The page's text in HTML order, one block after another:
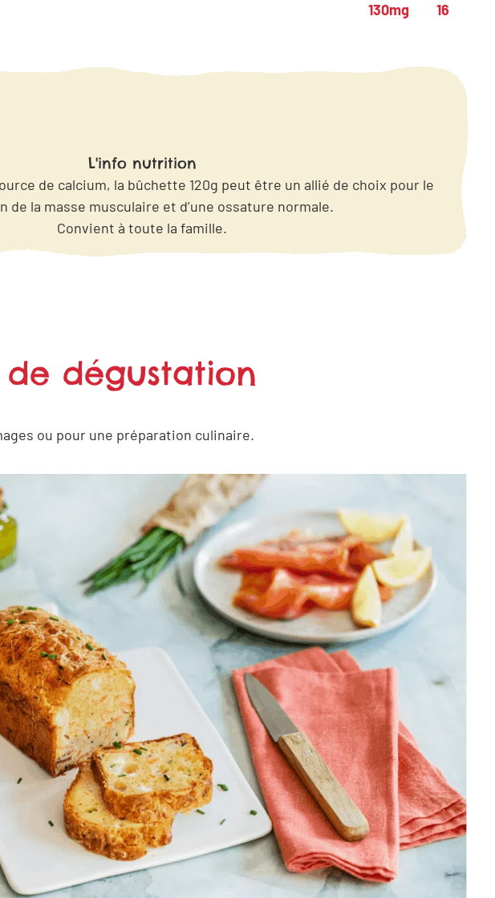
130mg 16
L'info nutrition
de calcium, la bûchette 120g peut être un allié de choix pour le
de la masse musculaire et d’une ossature normale.
Convient à toute la famille.
de dégustation
ou pour une préparation culinaire.